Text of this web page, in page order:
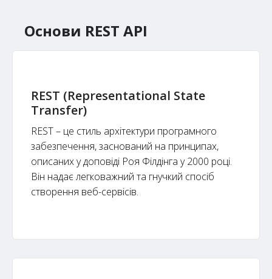
Основи REST API
REST (Representational State
Transfer)
REST – це стиль архітектури програмного
забезпечення, заснований на принципах,
описаних у доповіді Роя Філдінга у 2000 році.
Він надає легковажний та гнучкий спосіб
створення веб-сервісів.